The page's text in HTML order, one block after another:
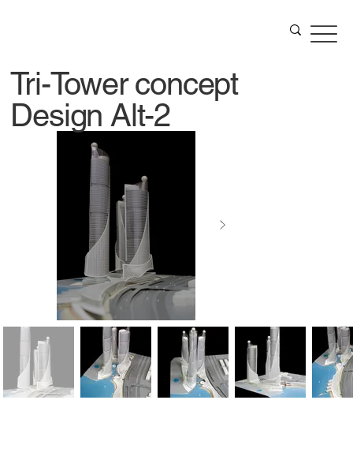
Tri-Tower concept
Design Alt-2